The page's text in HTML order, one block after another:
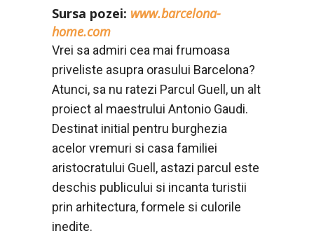
Sursa pozei: www.barcelona-
home.com
Vrei sa admiri cea mai frumoasa
priveliste asupra orasului Barcelona?
Atunci, sa nu ratezi Parcul Guell, un alt
proiect al maestrului Antonio Gaudi.
Destinat initial pentru burghezia
acelor vremuri si casa familiei
aristocratului Guell, astazi parcul este
deschis publicului si incanta turistii
prin arhitectura, formele si culorile
inedite.